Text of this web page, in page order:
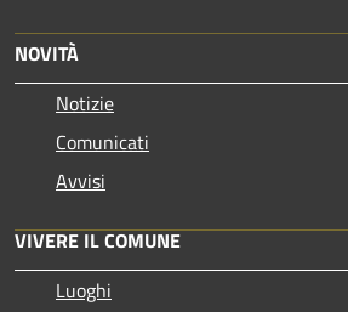
NOVITÀ
Notizie
Comunicati
Avvisi
VIVERE IL COMUNE
Luoghi